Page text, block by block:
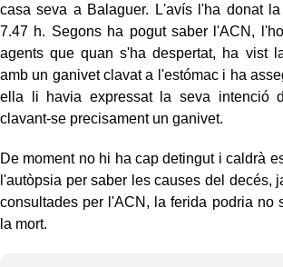
casa seva a Balaguer. L'avís l'ha donat
7.47 h. Segons ha pogut saber l'ACN,
agents que quan s'ha despertat, ha vist
amb un ganivet clavat a l'estómac i ha
ella li havia expressat la seva intenció
clavant-se precisament un ganivet.
De moment no hi ha cap detingut i caldrà
l'autòpsia per saber les causes del decés,
consultades per l'ACN, la ferida podria no
la mort.